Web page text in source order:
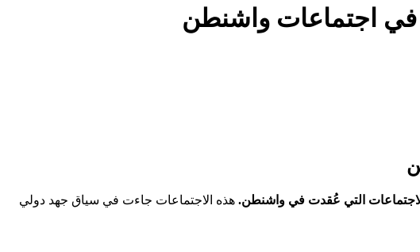
في اجتماعات واشنطن
التي عُقدت في‌ واشنطن. هذه الاجتماعات جاءت في سياق جهد دولي​